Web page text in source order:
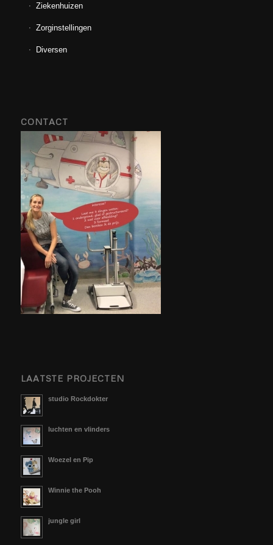
Ziekenhuizen
Zorginstellingen
Diversen
CONTACT
LAATSTE PROJECTEN
studio Rockdokter
luchten en vlinders
Woezel en Pip
Winnie the Pooh
jungle girl